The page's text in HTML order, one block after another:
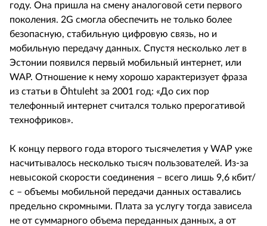
году. Она пришла на смену аналоговой сети первого
поколения. 2G смогла обеспечить не только более
безопасную, стабильную цифровую связь, но и
мобильную передачу данных. Спустя несколько лет в
Эстонии появился первый мобильный интернет, или
WAP. Отношение к нему хорошо характеризует фраза
из статьи в Õhtuleht за 2001 год: «До сих пор
телефонный интернет считался только прерогативой
технофриков».
К концу первого года второго тысячелетия у WAP уже
насчитывалось несколько тысяч пользователей. Из-за
невысокой скорости соединения – всего лишь 9,6 кбит/
с – объемы мобильной передачи данных оставались
предельно скромными. Плата за услугу тогда зависела
не от суммарного объема переданных данных, а от